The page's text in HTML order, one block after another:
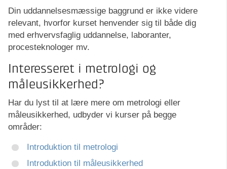
Din uddannelsesmæssige baggrund er ikke videre
relevant, hvorfor kurset henvender sig til både dig
med erhvervsfaglig uddannelse, laboranter,
procesteknologer mv.
Interesseret i metrologi og
måleusikkerhed?
Har du lyst til at lære mere om metrologi eller
måleusikkerhed, udbyder vi kurser på begge
områder:
Introduktion til metrologi
Introduktion til måleusikkerhed